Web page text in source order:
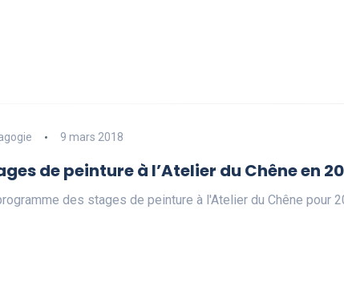
9 mars 2018
de peinture à l’Atelier du Chêne en
des stages de peinture à l'Atelier du Chêne pour